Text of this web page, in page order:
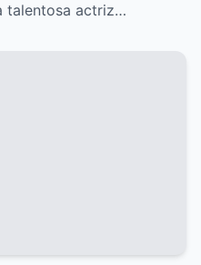
talentosa actriz…